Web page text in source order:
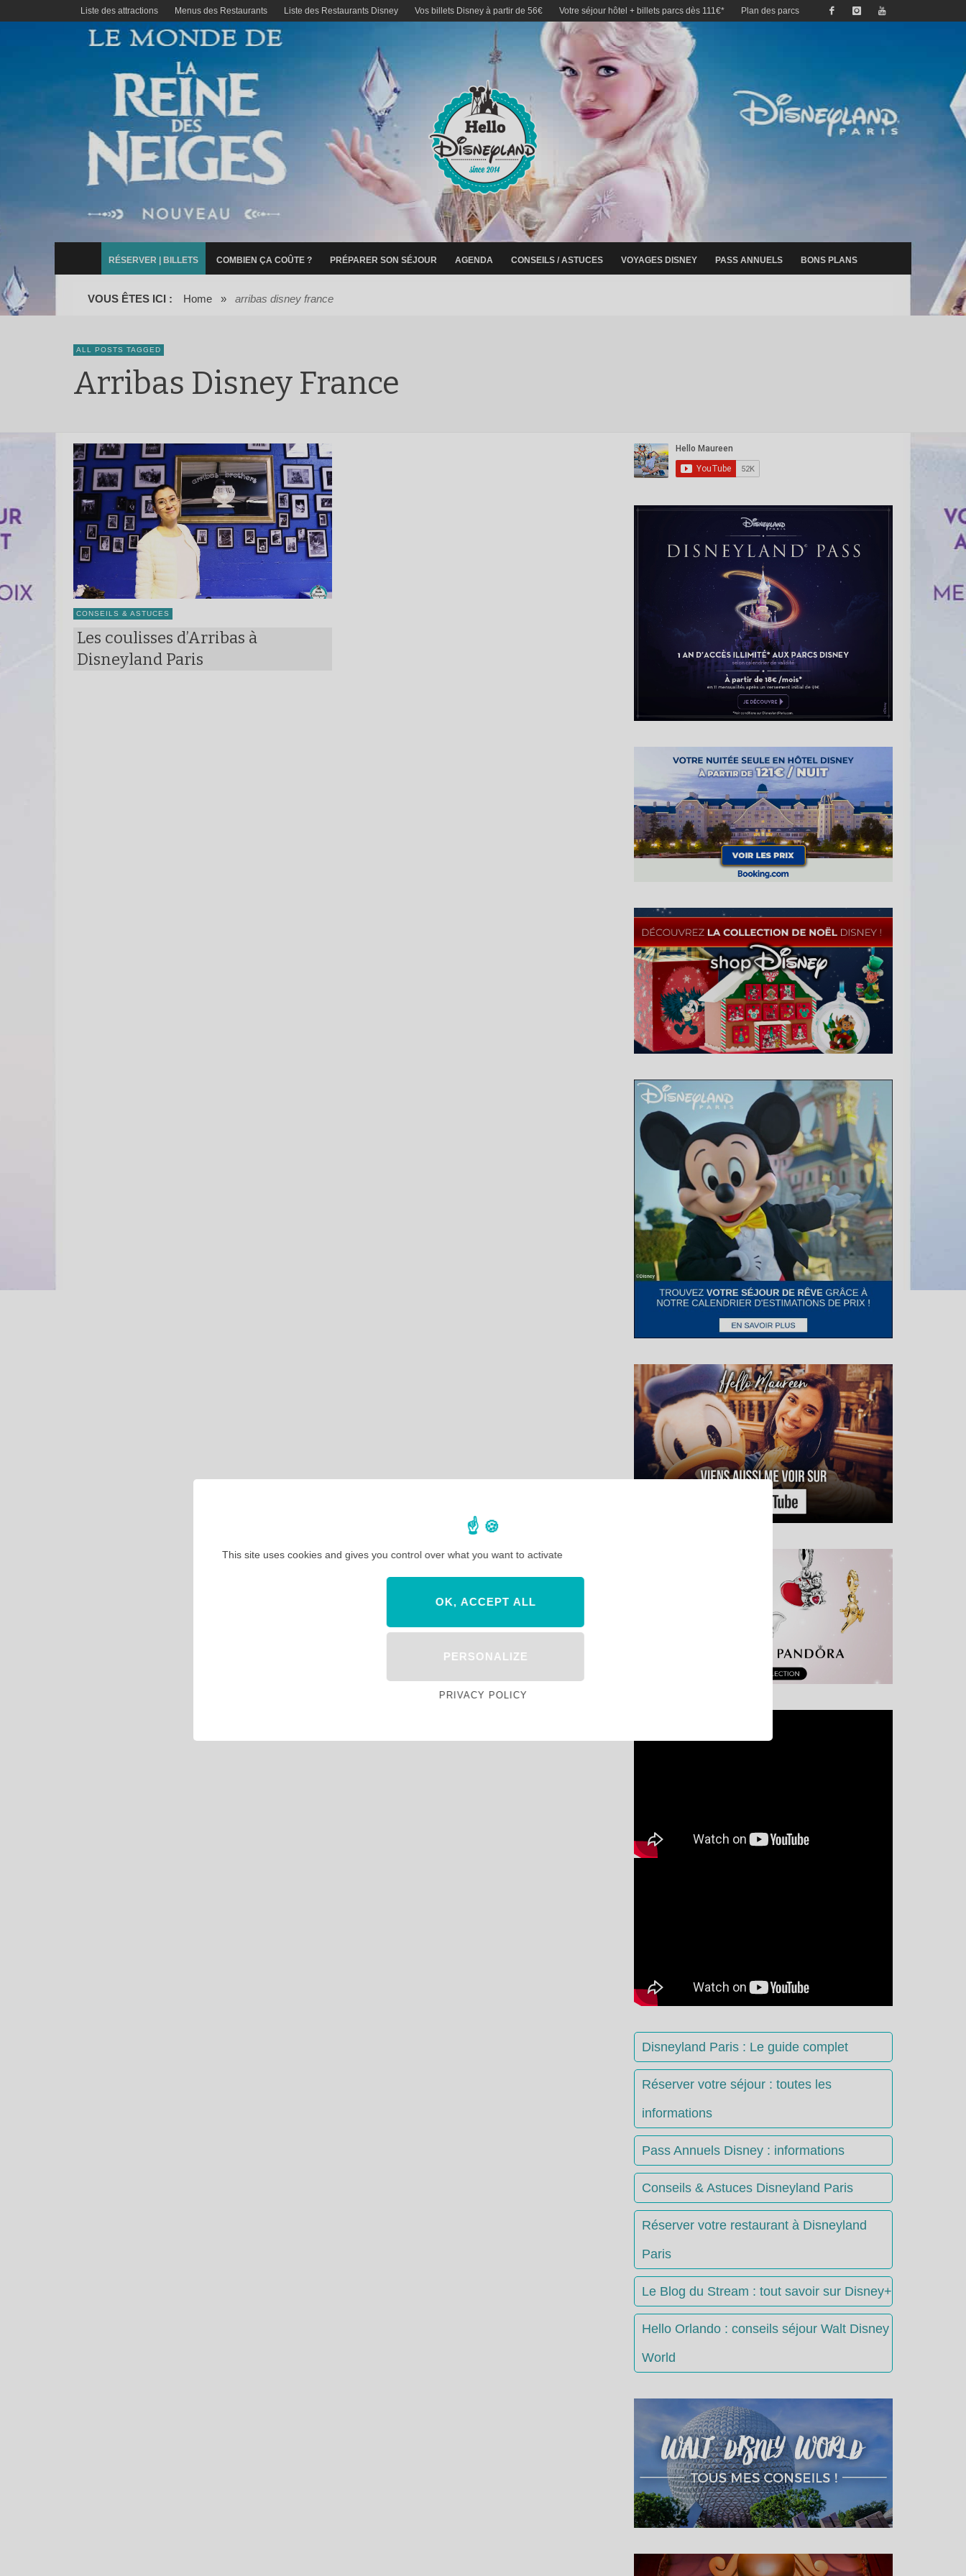
Liste des attractions Menus des Restaurants Liste des Restaurants Disney Vos billets Disney à partir de 56€ Votre séjour hôtel + billets parcs dès 111€* Plan des parcs
RÉSERVER | BILLETS COMBIEN ÇA COÛTE ? PRÉPARER SON SÉJOUR AGENDA CONSEILS / ASTUCES VOYAGES DISNEY PASS ANNUELS BONS PLANS
VOUS ÊTES ICI : Home » arribas disney france
ALL POSTS TAGGED
Arribas Disney France
CONSEILS & ASTUCES
Les coulisses d’Arribas à
Disneyland Paris
Disneyland Paris : Le guide complet
Réserver votre séjour : toutes les
informations
Pass Annuels Disney : informations
Conseils & Astuces Disneyland Paris
Réserver votre restaurant à Disneyland
Paris
Le Blog du Stream : tout savoir sur Disney+
Hello Orlando : conseils séjour Walt Disney
World
This site uses cookies and gives you control over what you want to activate
OK, ACCEPT ALL
PERSONALIZE
PRIVACY POLICY